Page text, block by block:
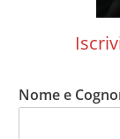
Nome e